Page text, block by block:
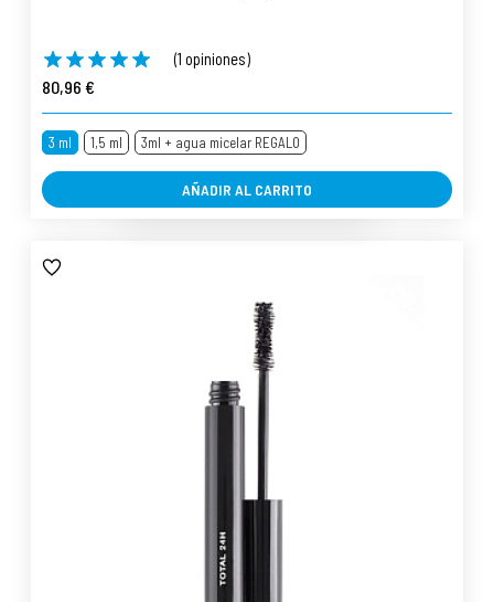
(1 opiniones)
80,96 €
3 ml 1,5 ml 3ml + agua micelar REGALO
AÑADIR AL CARRITO